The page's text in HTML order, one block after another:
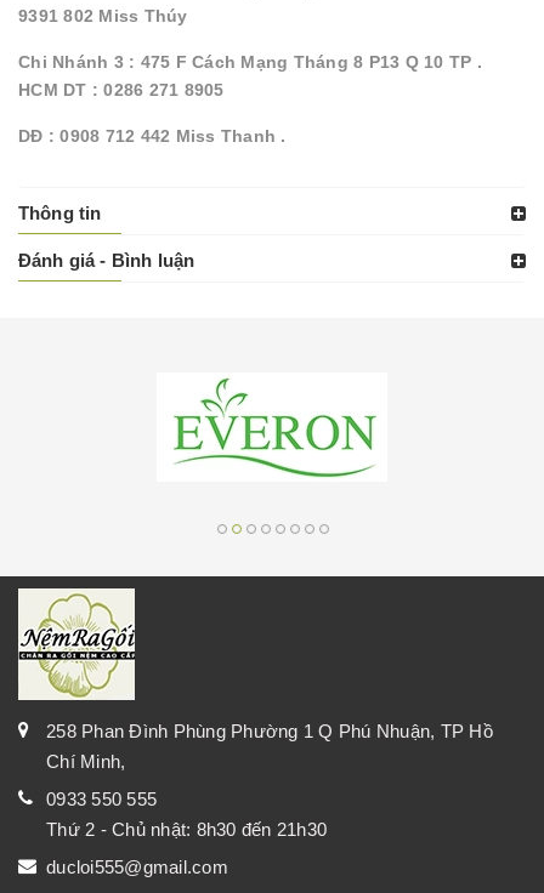
9391 802 Miss Thúy
Chi Nhánh 3 : 475 F Cách Mạng Tháng 8 P13 Q 10 TP .
HCM DT : 0286 271 8905
DĐ : 0908 712 442 Miss Thanh .
Thông tin
Đánh giá - Bình luận
258 Phan Đình Phùng Phường 1 Q Phú Nhuận, TP Hồ
Chí Minh,
0933 550 555
Thứ 2 - Chủ nhật: 8h30 đến 21h30
ducloi555@gmail.com